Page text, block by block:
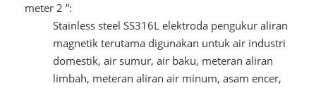
meter 2 ”:
Stainless steel SS316L elektroda pengukur aliran
magnetik terutama digunakan untuk air industri
domestik, air sumur, air baku, meteran aliran
limbah, meteran aliran air minum, asam encer,